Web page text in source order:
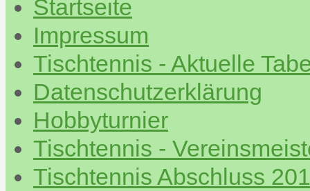
Startseite
Impressum
Tischtennis - Aktuelle
Datenschutzerklärung
Hobbyturnier
Tischtennis -
Tischtennis Abschluss